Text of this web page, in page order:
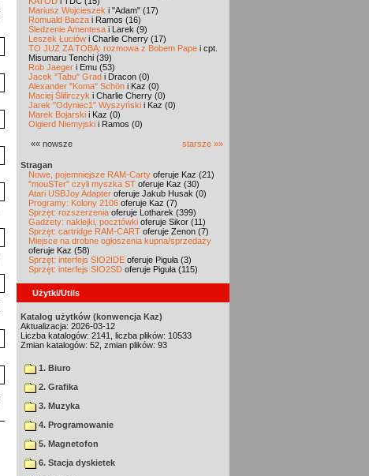
Mariusz Wojcieszek i "Adam" (17)
Romuald Bacza i Ramos (16)
Śledzenie Amentesa i Larek (9)
Leszek Łuciów i Charlie Cherry (17)
TO JUŻ ZA TOBĄ: rozmowa z Bobem Pape i cpt.
Misumaru Tenchi (39)
Rob Jaeger i Emu (53)
Jacek "Tabu" Grad i Dracon (0)
Alexander "Koma" Schön i Kaz (0)
Maciej Ślifirczyk i Charlie Cherry (0)
Jarek "Odyniec1" Wyszyński i Kaz (0)
Marek Bojarski i Kaz (0)
Olgierd Niemyjski i Ramos (0)
«« nowsze starsze »»
Stragan
Nowe, pojemniejsze RAM-Carty oferuje Kaz (21)
"mouSTer" czyli myszka ST oferuje Kaz (30)
Atari USBJoy Adapter oferuje Jakub Husak (0)
Programy: Kolony 2106 oferuje Kaz (7)
Sprzęt: rozszerzenia oferuje Lotharek (399)
Gadżety: naklejki, pocztówki oferuje Sikor (11)
Sprzęt: cartridge RAM-CART oferuje Zenon (7)
Miejsce na drobne ogłoszenia kupna/sprzedaży
oferuje Kaz (58)
Sprzęt: interfejs SIO2IDE oferuje Piguła (3)
Sprzęt: interfejs SIO2SD oferuje Piguła (115)
Użytki/Utils
Katalog użytków (konwencja Kaz)
Aktualizacja: 2026-03-12
Liczba katalogów: 2141, liczba plików: 10533
Zmian katalogów: 52, zmian plików: 93
1. Biuro
2. Grafika
3. Muzyka
4. Programowanie
5. Magnetofon
6. Stacja dyskietek